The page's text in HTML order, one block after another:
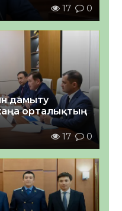
17 0
дамыту
орталықтың
17 0